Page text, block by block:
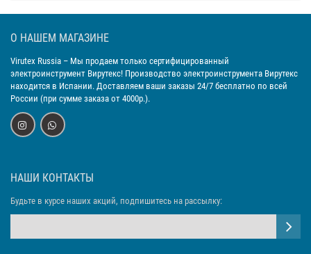
О НАШЕМ МАГАЗИНЕ
Virutex Russia – Мы продаем только сертифицированный
электроинструмент Вирутекс! Производство электроинструмента Вирутекс
находится в Испании. Доставляем ваши заказы 24/7 бесплатно по всей
России (при сумме заказа от 4000р.).
НАШИ КОНТАКТЫ
Будьте в курсе наших акций, подпишитесь на рассылку: